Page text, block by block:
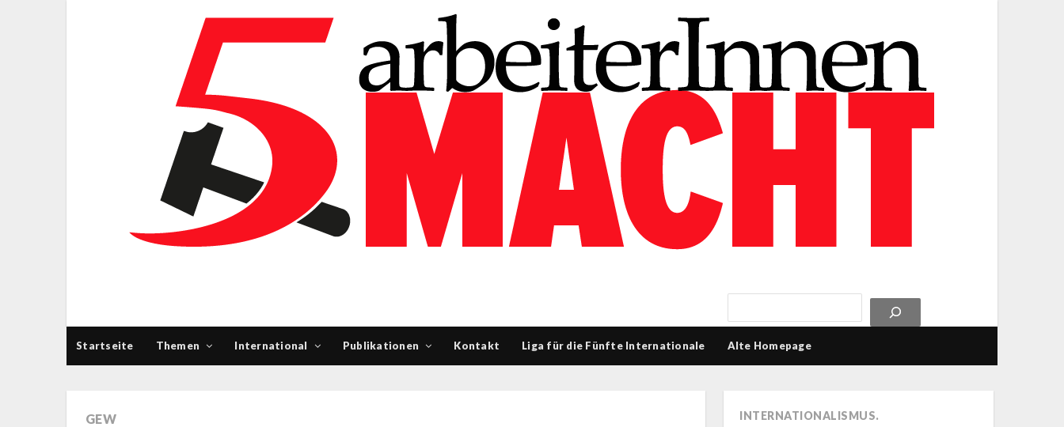
Startseite Themen International Publikationen Kontakt Liga für die Fünfte Internationale Alte Homepage
GEW
INTERNATIONALISMUS.